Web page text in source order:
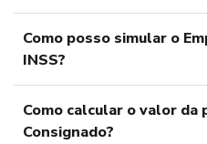
Como posso simular o
INSS?
Como calcular o valor da
Consignado?